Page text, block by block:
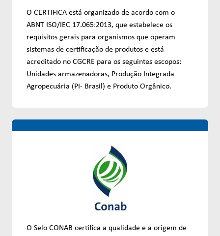
O CERTIFICA está organizado de acordo com o
ABNT ISO/IEC 17.065:2013, que estabelece os
requisitos gerais para organismos que operam
sistemas de certificação de produtos e está
acreditado no CGCRE para os seguintes escopos:
Unidades armazenadoras, Produção Integrada
Agropecuária (PI- Brasil) e Produto Orgânico.
O Selo CONAB certifica a qualidade e a origem de